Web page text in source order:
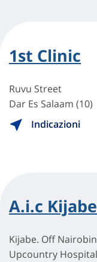
1st Clinic
Ruvu Street
Dar Es Salaam (10)
Indicazioni
A.i.c
Kijabe. Off
Upcountry